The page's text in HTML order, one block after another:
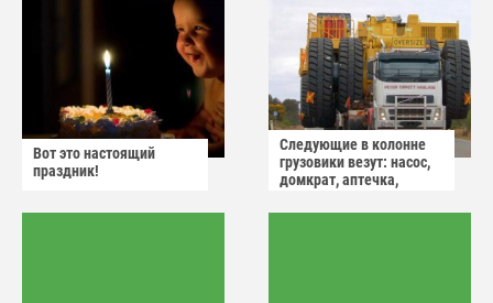
Вот это настоящий
праздник!
Следующие в колонне
грузовики везут: насос,
домкрат, аптечка,